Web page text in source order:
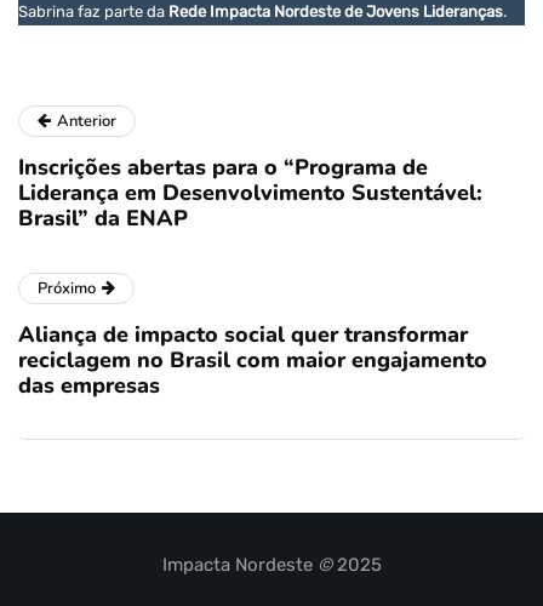
Sabrina faz parte da Rede Impacta Nordeste de Jovens Lideranças.
Anterior
Inscrições abertas para o “Programa de
Liderança em Desenvolvimento Sustentável:
Brasil” da ENAP
Próximo
Aliança de impacto social quer transformar
reciclagem no Brasil com maior engajamento
das empresas
Impacta Nordeste ©2025